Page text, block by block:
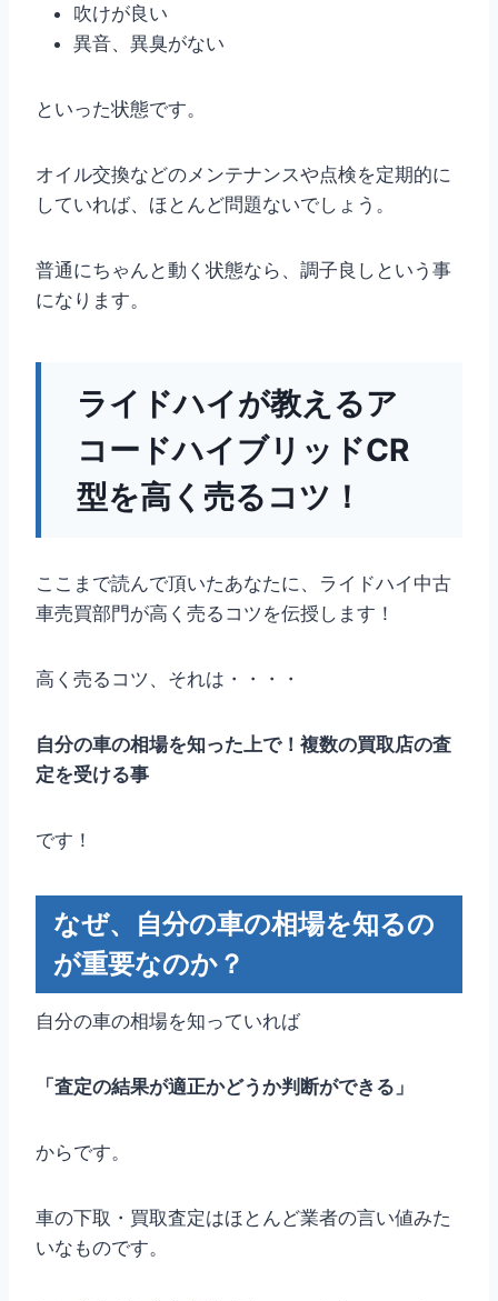
吹けが良い
異音、異臭がない
といった状態です。
オイル交換などのメンテナンスや点検を定期的に
していれば、ほとんど問題ないでしょう。
普通にちゃんと動く状態なら、調子良しという事
になります。
ライドハイが教えるア
コードハイブリッドCR
型を高く売るコツ！
ここまで読んで頂いたあなたに、ライドハイ中古
車売買部門が高く売るコツを伝授します！
高く売るコツ、それは・・・・
自分の車の相場を知った上で！複数の買取店の査
定を受ける事
です！
なぜ、自分の車の相場を知るの
が重要なのか？
自分の車の相場を知っていれば
「査定の結果が適正かどうか判断ができる」
からです。
車の下取・買取査定はほとんど業者の言い値みた
いなものです。